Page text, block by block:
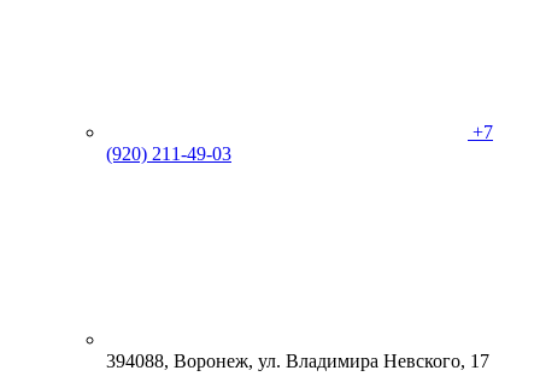
+7
(920) 211-49-03
394088, Воронеж, ул. Владимира Невского, 17